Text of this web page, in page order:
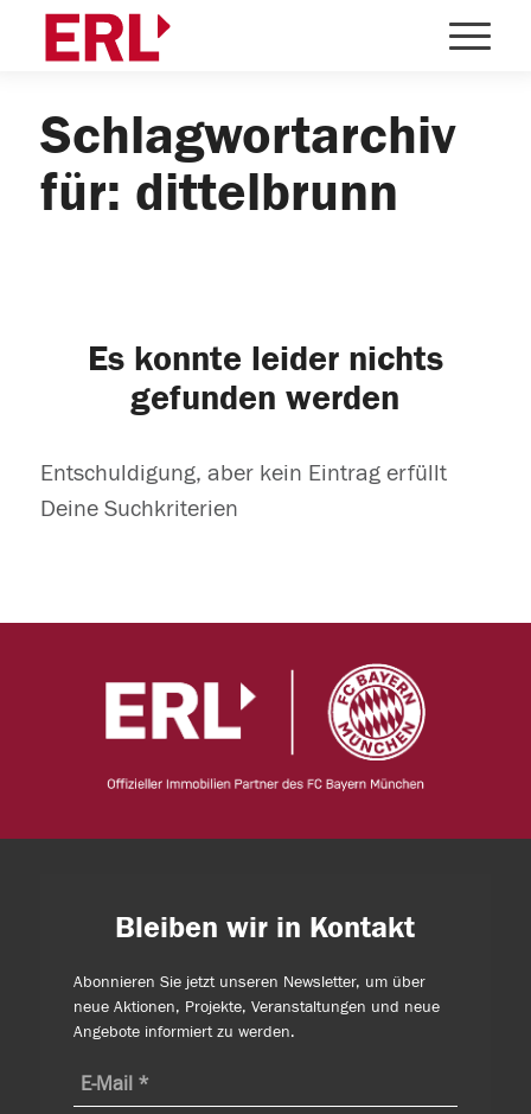
Schlagwortarchiv
für: dittelbrunn
Es konnte leider nichts
gefunden werden
Entschuldigung, aber kein Eintrag erfüllt
Deine Suchkriterien
Bleiben wir in Kontakt
Abonnieren Sie jetzt unseren Newsletter, um über
neue Aktionen, Projekte, Veranstaltungen und neue
Angebote informiert zu werden.